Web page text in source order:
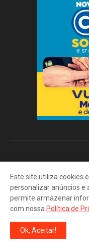
Portal do Trabalhador:
Desemprego.
Este site utiliza cookies
personalizar anúncios e
permite armazenar
com nossa Política de
Ok, Aceitar!